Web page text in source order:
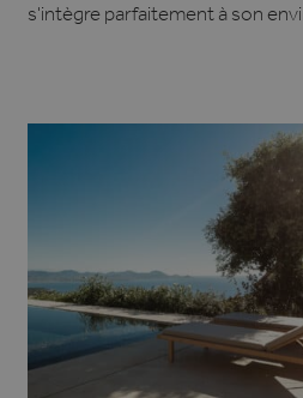
s'intègre parfaitement à son